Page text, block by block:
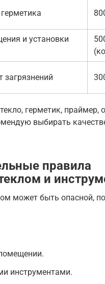
и установки
загрязнений
герметик, праймер,
выбирать
правила
и
может быть опасной,
инструментами.